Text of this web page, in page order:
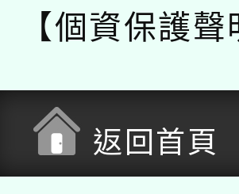
【個資保護聲
返回首頁